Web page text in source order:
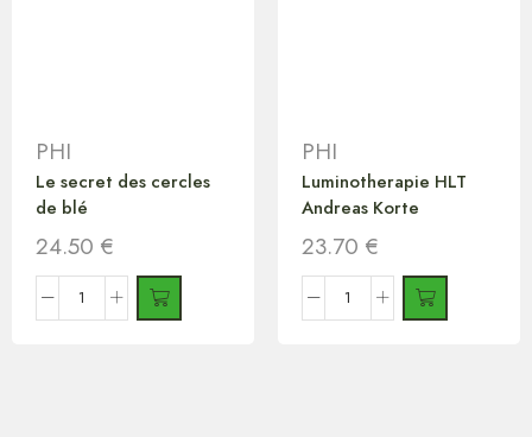
PHI
Le secret des cercles
de blé
24.50 €
PHI
Luminotherapie HLT
Andreas Korte
23.70 €